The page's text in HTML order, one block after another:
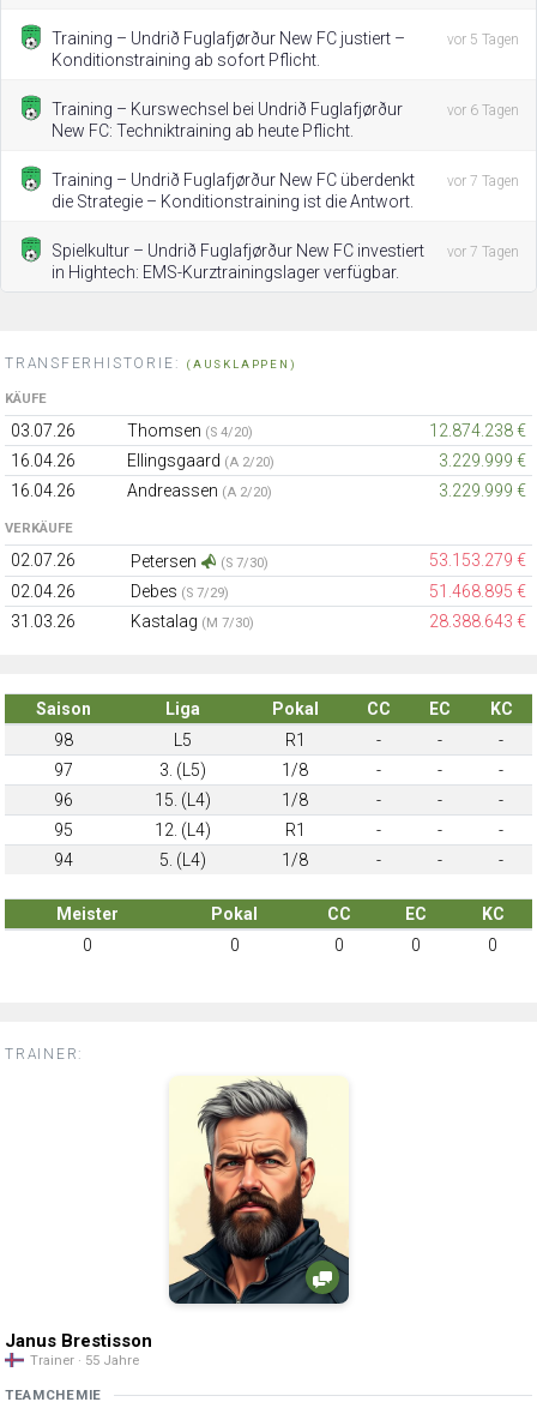
Training – Undrið Fuglafjørður New FC justiert –
Konditionstraining ab sofort Pflicht.
vor 5 Tagen
Training – Kurswechsel bei Undrið Fuglafjørður
New FC: Techniktraining ab heute Pflicht.
vor 6 Tagen
Training – Undrið Fuglafjørður New FC überdenkt
die Strategie – Konditionstraining ist die Antwort.
vor 7 Tagen
Spielkultur – Undrið Fuglafjørður New FC investiert
in Hightech: EMS-Kurztrainingslager verfügbar.
vor 7 Tagen
TRANSFERHISTORIE: (AUSKLAPPEN)
KÄUFE
03.07.26 Thomsen (S 4/20)
12.874.238 €
16.04.26
Ellingsgaard (A 2/20)
3.229.999 €
16.04.26
Andreassen (A 2/20) 3.229.999 €
VERKÄUFE
02.07.26 Petersen (S 7/30)
53.153.279 €
02.04.26
Debes (S 7/29)
51.468.895 €
31.03.26
Kastalag (M 7/30) 28.388.643 €
Saison Liga Pokal CC EC
KC
98
L5 R1 - -
-
97
3. (L5) 1/8 - -
-
96
15. (L4) 1/8 - -
-
95
12. (L4) R1 - -
-
94
5. (L4) 1/8 - - -
Meister Pokal CC EC
KC
0
0 0 0 0
TRAINER:
Janus Brestisson
Trainer · 55 Jahre
TEAMCHEMIE